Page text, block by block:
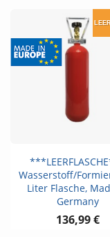
Wasserstoff/
Liter Flasche,
Germany
136,99 €